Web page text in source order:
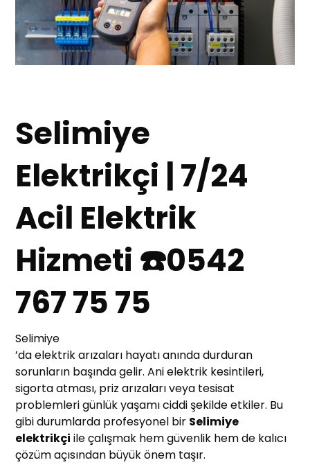
Selimiye
Elektrikçi | 7/24
Acil Elektrik
Hizmeti ☎️0542
767 75 75
Selimiye
’da elektrik arızaları hayatı anında durduran
sorunların başında gelir. Ani elektrik kesintileri,
sigorta atması, priz arızaları veya tesisat
problemleri günlük yaşamı ciddi şekilde etkiler. Bu
gibi durumlarda profesyonel bir Selimiye
elektrikçi ile çalışmak hem güvenlik hem de kalıcı
çözüm açısından büyük önem taşır.